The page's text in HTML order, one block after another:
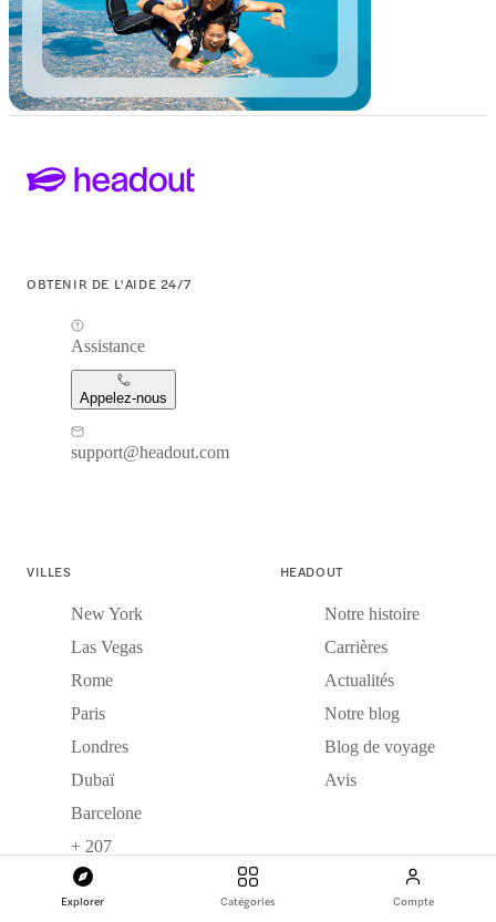
Explorer Catégories Compte
OBTENIR DE L'AIDE 24/7
Assistance
Appelez-nous
support@headout.com
VILLES
New York
Las Vegas
Rome
Paris
Londres
Dubaï
Barcelone
+ 207
HEADOUT
Notre histoire
Carrières
Actualités
Notre blog
Blog de voyage
Avis